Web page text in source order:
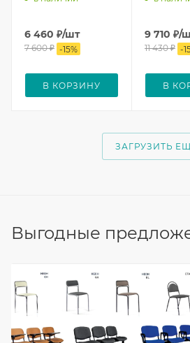
6 460 ₽/шт
7 600₽ -15%
В КОРЗИНУ
9 710 ₽/
11 430₽ -
В
ЗАГРУЗИТЬ
Выгодные